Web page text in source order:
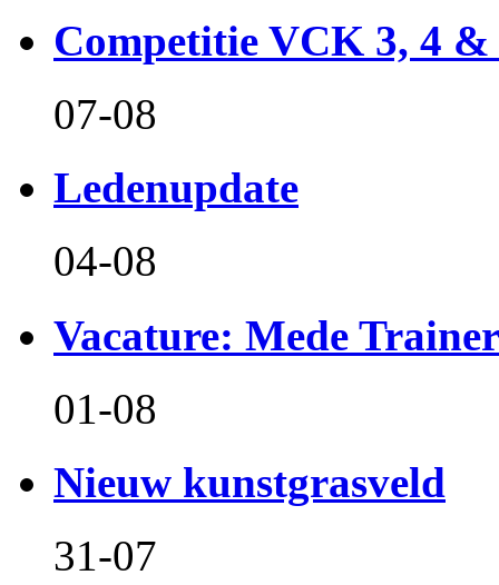
Competitie VCK 3, 4 &
07-08
Ledenupdate
04-08
Vacature: Mede
01-08
Nieuw kunstgrasveld
31-07